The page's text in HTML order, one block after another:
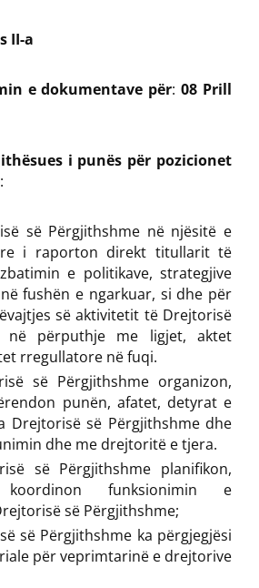
II-a
e dokumentave për:08 Prill
i punës për pozicionet
:
së Përgjithshme në njësitë e
i raporton direkt titullarit të
e politikave, strategjive
fushën e ngarkuar, si dhe për
së aktivitetit të Drejtorisë
në përputhje me ligjet, aktet
rregullatore në fuqi.
së Përgjithshme organizon,
punën, afatet, detyrat e
Drejtorisë së Përgjithshme dhe
dhe me drejtoritë e tjera.
së Përgjithshme planifikon,
funksionimin e
së Përgjithshme;
së Përgjithshme ka përgjegjësi
për veprimtarinë e drejtorive